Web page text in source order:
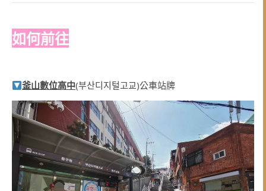
如何前往
釜山數位高中(부산디지털고교)公車站牌